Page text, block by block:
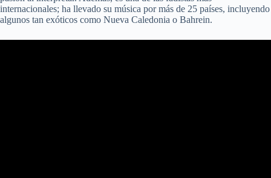
internacionales; ha llevado su música por más de 25 países, incluyendo
algunos tan exóticos como Nueva Caledonia o Bahrein.